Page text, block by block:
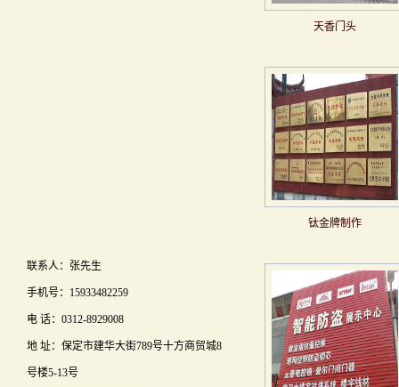
联系人：张先生
手机号：15933482259
电 话：0312-8929008
地 址：保定市建华大街789号十方商贸城8
号楼5-13号
天香门头
钛金牌制作